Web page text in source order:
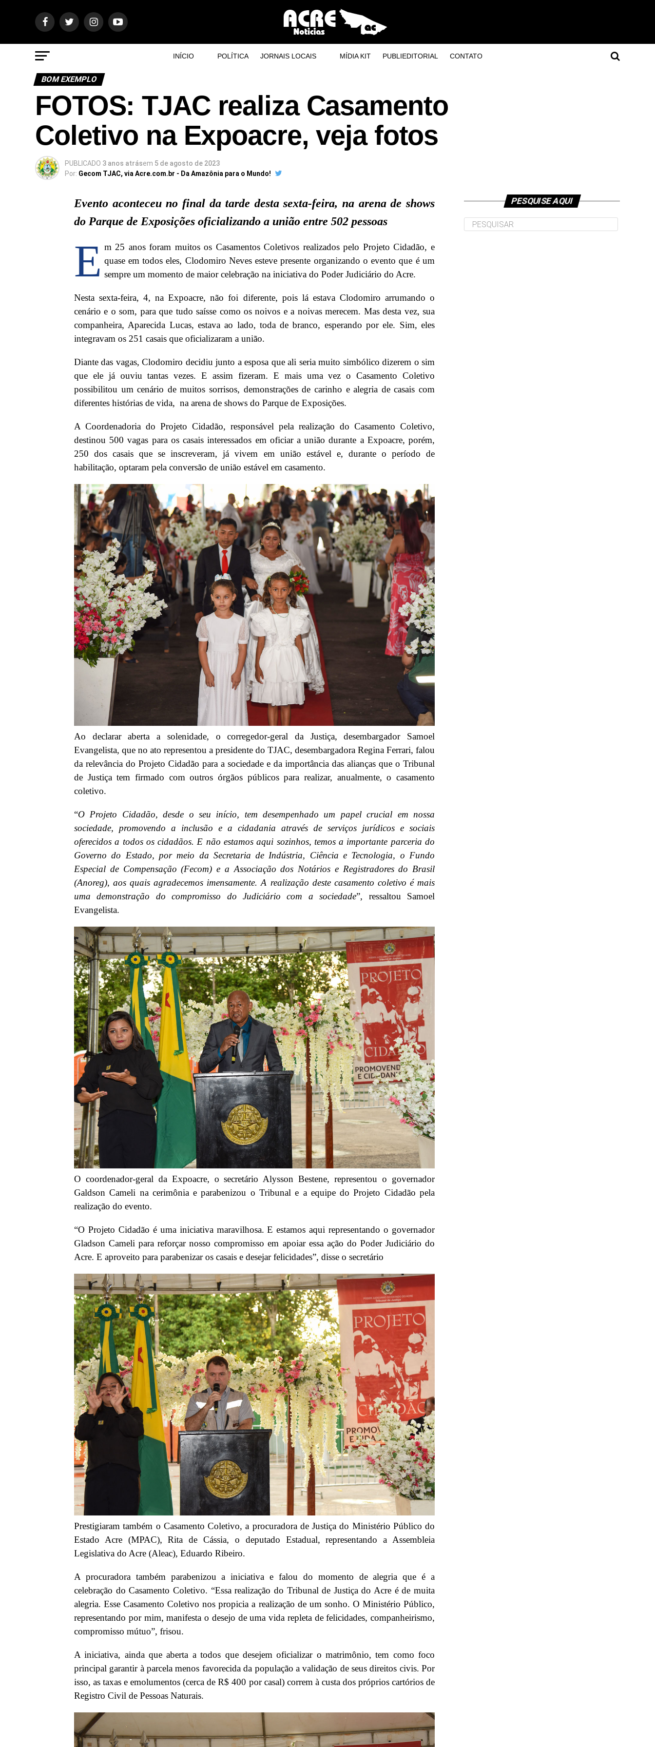
INÍCIO POLÍTICA JORNAIS LOCAIS MÍDIA KIT PUBLIEDITORIAL CONTATO
BOM EXEMPLO
FOTOS: TJAC realiza Casamento
Coletivo na Expoacre, veja fotos
PUBLICADO 3 anos atrásem 5 de agosto de 2023
Por: Gecom TJAC, via Acre.com.br - Da Amazônia para o Mundo!
Evento aconteceu no final da tarde desta sexta-feira, na arena de shows
do Parque de Exposições oficializando a união entre 502 pessoas
E m 25 anos foram muitos os Casamentos Coletivos realizados pelo Projeto Cidadão, e
quase em todos eles, Clodomiro Neves esteve presente organizando o evento que é um
sempre um momento de maior celebração na iniciativa do Poder Judiciário do Acre.
Nesta sexta-feira, 4, na Expoacre, não foi diferente, pois lá estava Clodomiro arrumando o
cenário e o som, para que tudo saísse como os noivos e a noivas merecem. Mas desta vez, sua
companheira, Aparecida Lucas, estava ao lado, toda de branco, esperando por ele. Sim, eles
integravam os 251 casais que oficializaram a união.
Diante das vagas, Clodomiro decidiu junto a esposa que ali seria muito simbólico dizerem o sim
que ele já ouviu tantas vezes. E assim fizeram. E mais uma vez o Casamento Coletivo
possibilitou um cenário de muitos sorrisos, demonstrações de carinho e alegria de casais com
diferentes histórias de vida, na arena de shows do Parque de Exposições.
A Coordenadoria do Projeto Cidadão, responsável pela realização do Casamento Coletivo,
destinou 500 vagas para os casais interessados em oficiar a união durante a Expoacre, porém,
250 dos casais que se inscreveram, já vivem em união estável e, durante o período de
habilitação, optaram pela conversão de união estável em casamento.
Ao declarar aberta a solenidade, o corregedor-geral da Justiça, desembargador Samoel
Evangelista, que no ato representou a presidente do TJAC, desembargadora Regina Ferrari, falou
da relevância do Projeto Cidadão para a sociedade e da importância das alianças que o Tribunal
de Justiça tem firmado com outros órgãos públicos para realizar, anualmente, o casamento
coletivo.
“O Projeto Cidadão, desde o seu início, tem desempenhado um papel crucial em nossa
sociedade, promovendo a inclusão e a cidadania através de serviços jurídicos e sociais
oferecidos a todos os cidadãos. E não estamos aqui sozinhos, temos a importante parceria do
Governo do Estado, por meio da Secretaria de Indústria, Ciência e Tecnologia, o Fundo
Especial de Compensação (Fecom) e a Associação dos Notários e Registradores do Brasil
(Anoreg), aos quais agradecemos imensamente. A realização deste casamento coletivo é mais
uma demonstração do compromisso do Judiciário com a sociedade”, ressaltou Samoel
Evangelista.
O coordenador-geral da Expoacre, o secretário Alysson Bestene, representou o governador
Galdson Cameli na cerimônia e parabenizou o Tribunal e a equipe do Projeto Cidadão pela
realização do evento.
“O Projeto Cidadão é uma iniciativa maravilhosa. E estamos aqui representando o governador
Gladson Cameli para reforçar nosso compromisso em apoiar essa ação do Poder Judiciário do
Acre. E aproveito para parabenizar os casais e desejar felicidades”, disse o secretário
Prestigiaram também o Casamento Coletivo, a procuradora de Justiça do Ministério Público do
Estado Acre (MPAC), Rita de Cássia, o deputado Estadual, representando a Assembleia
Legislativa do Acre (Aleac), Eduardo Ribeiro.
A procuradora também parabenizou a iniciativa e falou do momento de alegria que é a
celebração do Casamento Coletivo. “Essa realização do Tribunal de Justiça do Acre é de muita
alegria. Esse Casamento Coletivo nos propicia a realização de um sonho. O Ministério Público,
representando por mim, manifesta o desejo de uma vida repleta de felicidades, companheirismo,
compromisso mútuo”, frisou.
A iniciativa, ainda que aberta a todos que desejem oficializar o matrimônio, tem como foco
principal garantir à parcela menos favorecida da população a validação de seus direitos civis. Por
isso, as taxas e emolumentos (cerca de R$ 400 por casal) correm à custa dos próprios cartórios de
Registro Civil de Pessoas Naturais.
PESQUISE AQUI